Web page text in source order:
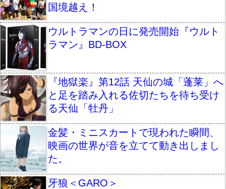
国境越え！
ウルトラマンの日に発売開始『ウルト
ラマン』BD-BOX
『地獄楽』第12話 天仙の城「蓬莱」へ
と足を踏み入れる佐切たちを待ち受け
る天仙「牡丹」
金髪・ミニスカートで現われた瞬間、
映画の世界が音を立てて動き出しまし
た。
牙狼＜GARO＞